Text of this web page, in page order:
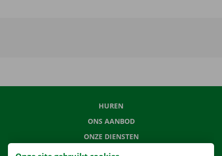
HUREN
ONS AANBOD
ONZE DIENSTEN
LOCATIES